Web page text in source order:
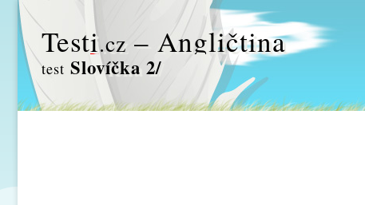
Testi.cz – Angličtina
test Slovíčka 2/